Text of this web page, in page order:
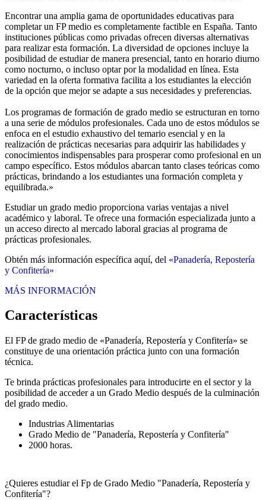
Encontrar una amplia gama de oportunidades educativas para
completar un FP medio es completamente factible en España. Tanto
instituciones públicas como privadas ofrecen diversas alternativas
para realizar esta formación. La diversidad de opciones incluye la
posibilidad de estudiar de manera presencial, tanto en horario diurno
como nocturno, o incluso optar por la modalidad en línea. Esta
variedad en la oferta formativa facilita a los estudiantes la elección
de la opción que mejor se adapte a sus necesidades y preferencias.
Los programas de formación de grado medio se estructuran en torno
a una serie de módulos profesionales. Cada uno de estos módulos se
enfoca en el estudio exhaustivo del temario esencial y en la
realización de prácticas necesarias para adquirir las habilidades y
conocimientos indispensables para prosperar como profesional en un
campo específico. Estos módulos abarcan tanto clases teóricas como
prácticas, brindando a los estudiantes una formación completa y
equilibrada.»
Estudiar un grado medio proporciona varias ventajas a nivel
académico y laboral. Te ofrece una formación especializada junto a
un acceso directo al mercado laboral gracias al programa de
prácticas profesionales.
Obtén más información específica aquí, del «Panadería, Repostería
y Confitería»
MÁS INFORMACIÓN
Características
El FP de grado medio de «Panadería, Repostería y Confitería» se
constituye de una orientación práctica junto con una formación
técnica.
Te brinda prácticas profesionales para introducirte en el sector y la
posibilidad de acceder a un Grado Medio después de la culminación
del grado medio.
Industrias Alimentarias
Grado Medio de "Panadería, Repostería y Confitería"
2000 horas.
¿Quieres estudiar el Fp de Grado Medio "Panadería, Repostería y
Confitería"?